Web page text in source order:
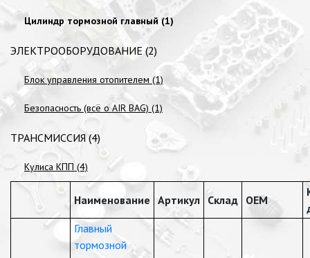
Цилиндр тормозной главный (1)
ЭЛЕКТРООБОРУДОВАНИЕ (2)
Блок управления отопителем (1)
Безопасность (всё о AIR BAG) (1)
ТРАНСМИССИЯ (4)
Кулиса КПП (4)
Наименование Артикул Склад OEM
Главный
тормозной